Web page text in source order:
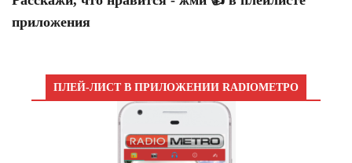
приложения
ПЛЕЙ-ЛИСТ В ПРИЛОЖЕНИИ RADIOМЕТРО